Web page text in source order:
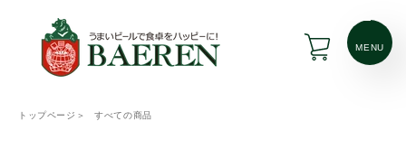
ンツに
進む
ー
MENU
トップページ ＞ すべての商品